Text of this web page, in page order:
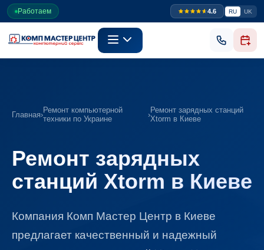
Работаем 4.6 RU UK
Главная›Ремонт компьютерной
техники по Украине
›Ремонт зарядных станций
Xtorm в Киеве
Ремонт зарядных
станций Xtorm в Киеве
Компания Комп Мастер Центр в Киеве
предлагает качественный и надежный